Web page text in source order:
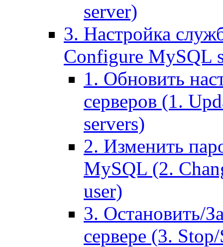
server)
3. Настройка
Configure MySQL
1. Обновить
серверов (1.
servers)
2. Изменить
MySQL (2.
user)
3. Остановить/
сервере (3.